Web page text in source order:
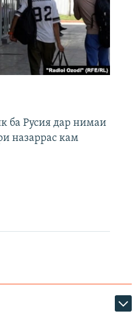
ба Русия дар нимаи
назаррас кам